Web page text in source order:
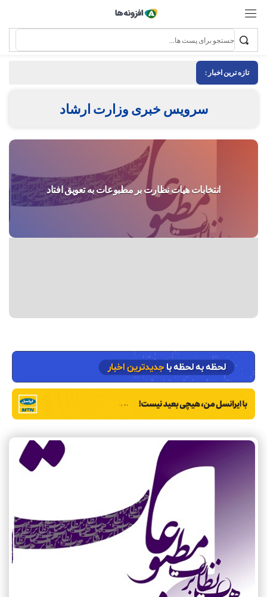
تازه ترین اخبار :
سرویس خبری وزارت ارشاد
انتخابات هیات نظارت بر مطبوعات به تعویق افتاد